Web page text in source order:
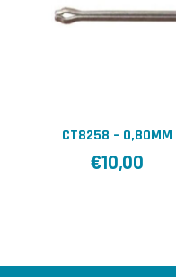
CT8258 – 0,80MM
€10,00